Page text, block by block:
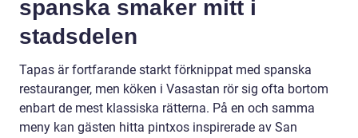
spanska smaker mitt i
stadsdelen
Tapas är fortfarande starkt förknippat med spanska
restauranger, men köken i Vasastan rör sig ofta bortom
enbart de mest klassiska rätterna. På en och samma
meny kan gästen hitta pintxos inspirerade av San